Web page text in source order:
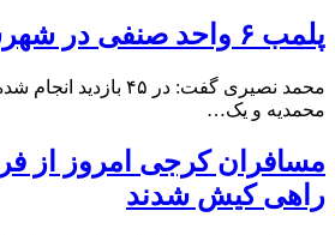
پلمب ۶ واحد صنفی در شهرستان البرز
محمدیه و یک…
مسافران کرجی امروز از
راهی کیش شدند